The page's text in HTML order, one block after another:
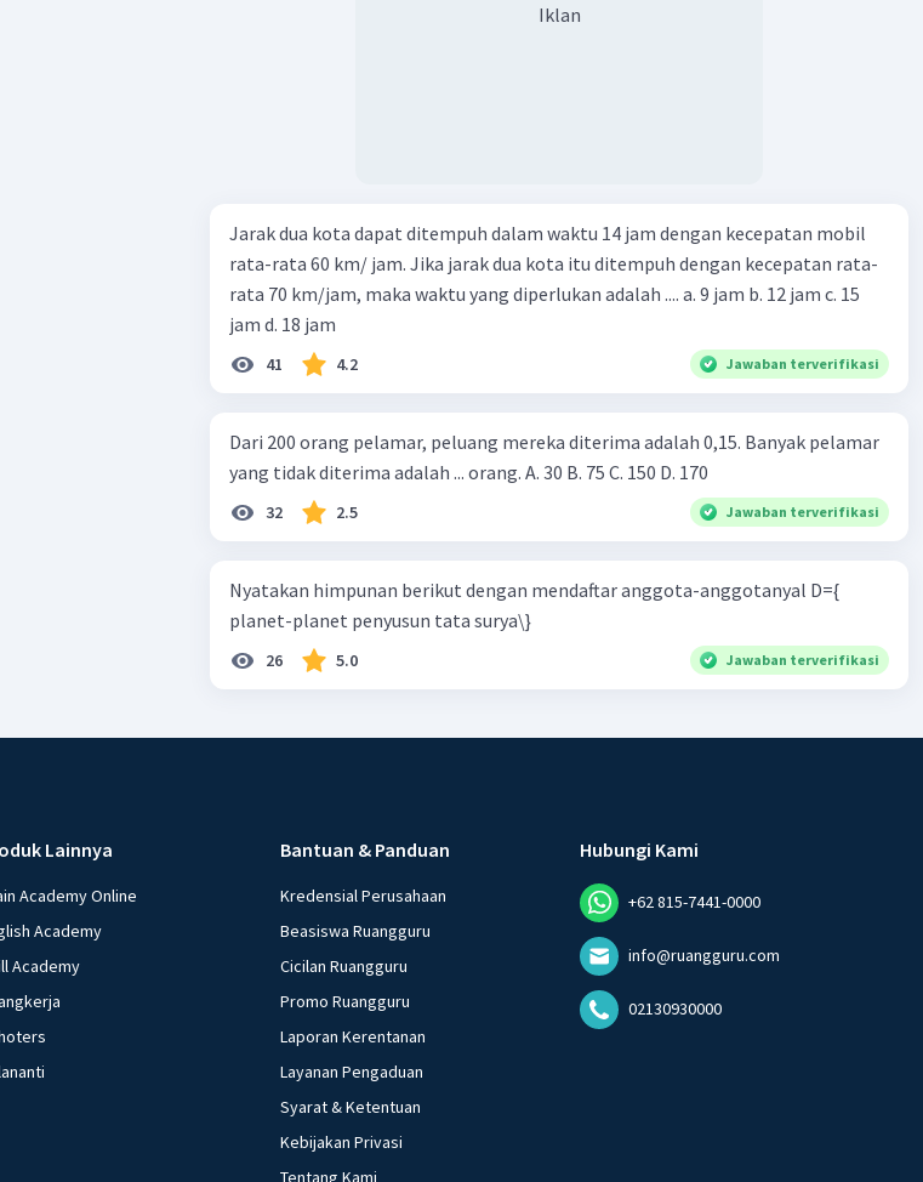
Iklan
Jarak dua kota dapat ditempuh dalam waktu 14 jam dengan kecepatan mobil
rata-rata 60 km/ jam. Jika jarak dua kota itu ditempuh dengan kecepatan rata-
rata 70 km/jam, maka waktu yang diperlukan adalah .... a. 9 jam b. 12 jam c. 15
jam d. 18 jam
41 4.2 Jawaban terverifikasi
Dari 200 orang pelamar, peluang mereka diterima adalah 0,15. Banyak pelamar
yang tidak diterima adalah ... orang. A. 30 B. 75 C. 150 D. 170
32 2.5 Jawaban terverifikasi
Nyatakan himpunan berikut dengan mendaftar anggota-anggotanyal D={
planet-planet penyusun tata surya\}
26 5.0 Jawaban terverifikasi
Lainnya
Academy Online
Academy
Academy
Bantuan & Panduan
Kredensial Perusahaan
Beasiswa Ruangguru
Cicilan Ruangguru
Promo Ruangguru
Laporan Kerentanan
Layanan Pengaduan
Syarat & Ketentuan
Kebijakan Privasi
Tentang Kami
Hubungi Kami
+62 815-7441-0000
info@ruangguru.com
02130930000